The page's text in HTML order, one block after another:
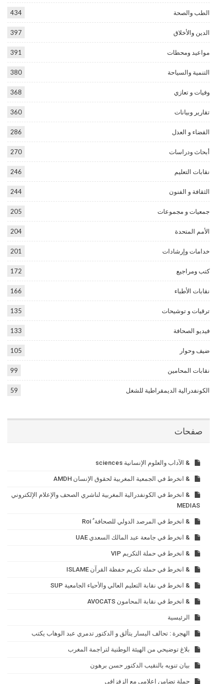
الطب والصحة 434
الدين والأخلاق 397
مواعيد ومحطات 391
التنمية والسياحة 380
وفيات و تعازي 368
تقارير وبيانات 360
القضاء و العدل 286
أبحاث ودراسات 270
نقابات التعليم 246
الثقافة و الفنون 244
جمعيات و مجموعات 205
الأمم المتحدة 204
خدامات وإرشادات 201
كتب ومراجيع 172
نقابات الأطباء 166
ترقيات و توشيحات 135
فيديو الصحافة 133
ضيف وحوار 105
نقابات المحامين 99
الكونفدرالية الديمقراطية للشغل 59
صفحات
& الآداب والعلوم الإنسانية sciences
& انخرط في الجمعية المغربية لحقوق الإنسان AMDH
& انخرط في الكونفدرالية المغربية لناشري الصحف والإعلام الإلكتروني
MEDIAS
& انخرط في المرصد الدولي للصحافة ٌ Roi
& انخرط في جامعة عبد المالك السعدي UAE
& انخرط في حملة التكريم VIP
& انخرط في حملة تكريم حفظة القرآن ISLAME
& انخرط في نقابة التعليم العالي والأحياء الجامعية SUP
& انخرط في نقابة المحامون AVOCATS
الرئيسية
الهجرة : تحالف اليسار يتألق و الدكتور تدمري عبد الوهاب يكتب
بلاغ توضيحي من الهيئة الوطنية لتراجمة المغرب
بيان تنويه بالنقيب الدكتور حسن برهون
حملة تضامن إعلامي مع الزفزافي